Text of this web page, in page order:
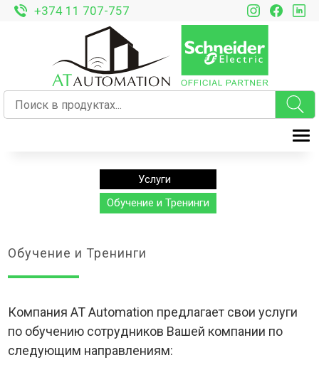
+374 11 707-757
Услуги
Обучение и Тренинги
Обучение и Тренинги
Компания AT Automation предлагает свои услуги
по обучению сотрудников Вашей компании по
следующим направлениям: